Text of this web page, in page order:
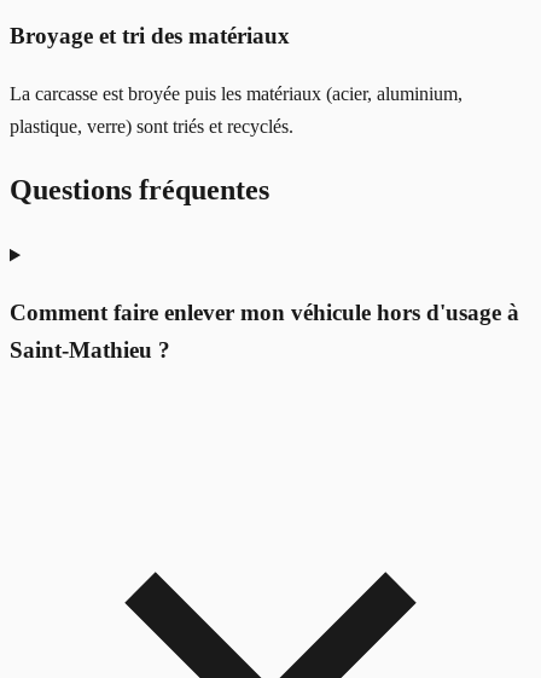
Broyage et tri des matériaux
La carcasse est broyée puis les matériaux (acier, aluminium,
plastique, verre) sont triés et recyclés.
Questions fréquentes
Comment faire enlever mon véhicule hors d'usage à
Saint-Mathieu ?